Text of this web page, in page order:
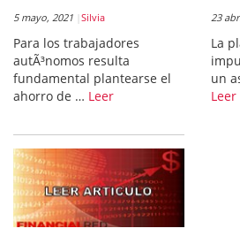
5 mayo, 2021 Silvia
Para los trabajadores
autÃ³nomos resulta
fundamental plantearse el
ahorro de … Leer
23
La
un
Leer